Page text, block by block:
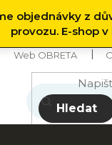
objednávky z
provozu. E-shop
Web OBRETA
Hledat